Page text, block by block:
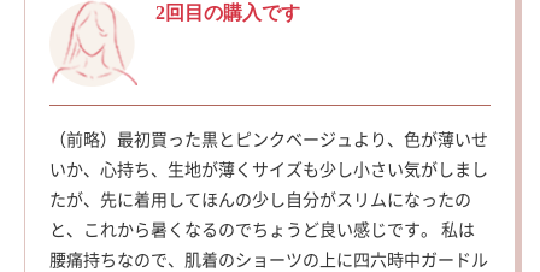
2回目の購入です
（前略）最初買った黒とピンクベージュより、色が薄いせ
いか、心持ち、生地が薄くサイズも少し小さい気がしまし
たが、先に着用してほんの少し自分がスリムになったの
と、これから暑くなるのでちょうど良い感じです。 私は
腰痛持ちなので、肌着のショーツの上に四六時中ガードル